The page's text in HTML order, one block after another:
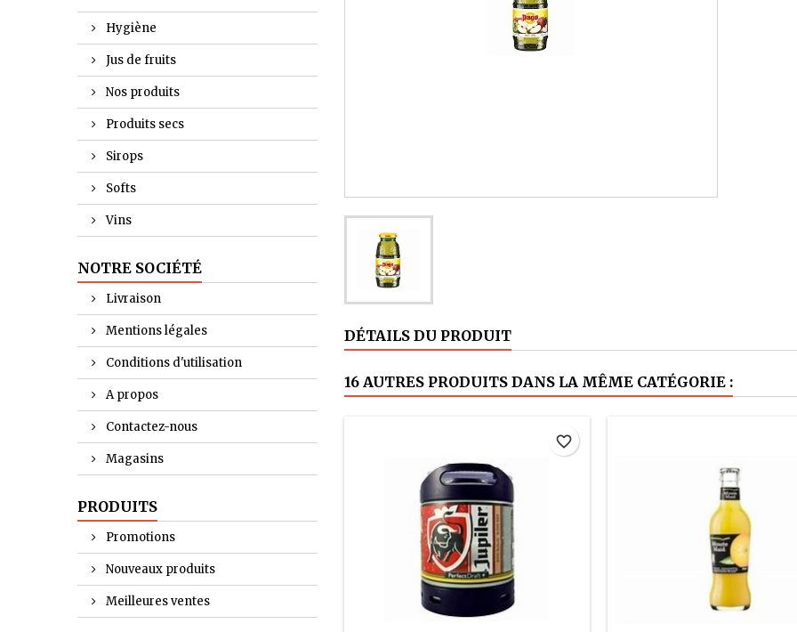
Hygiène
Jus de fruits
Nos produits
Produits secs
Sirops
Softs
Vins
NOTRE SOCIÉTÉ
Livraison
Mentions légales
Conditions d'utilisation
A propos
Contactez-nous
Magasins
PRODUITS
Promotions
Nouveaux produits
Meilleures ventes
DÉTAILS DU PRODUIT
16 AUTRES PRODUITS DANS LA MÊME CATÉGORIE :
favorite_border